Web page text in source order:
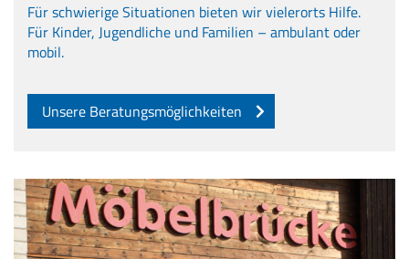
Für schwierige Situationen bieten wir vielerorts Hilfe.
Für Kinder, Jugendliche und Familien – ambulant oder
mobil.
Unsere Beratungsmöglichkeiten